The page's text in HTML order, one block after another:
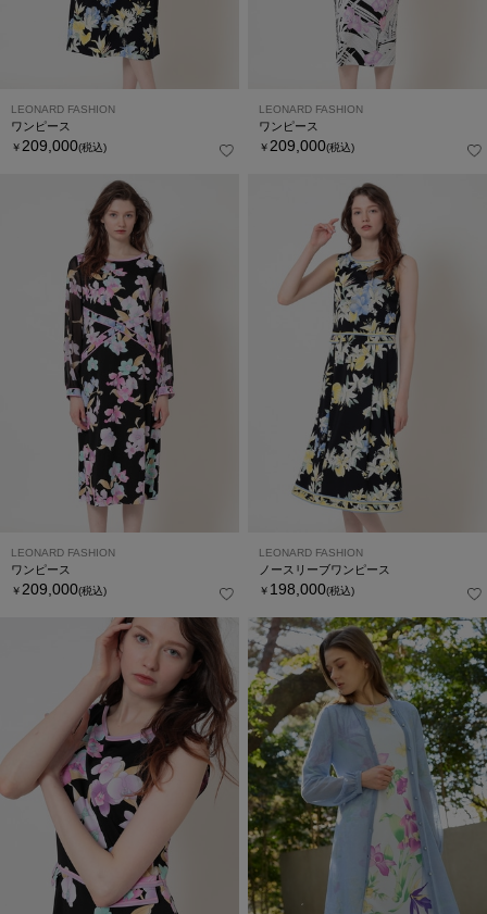
LEONARD FASHION
ワンピース
￥209,000(税込)
LEONARD FASHION
ワンピース
￥209,000(税込)
LEONARD FASHION
ワンピース
￥ 209,000(税込)
LEONARD FASHION
ノースリーブワンピース
￥ 198,000(税込)